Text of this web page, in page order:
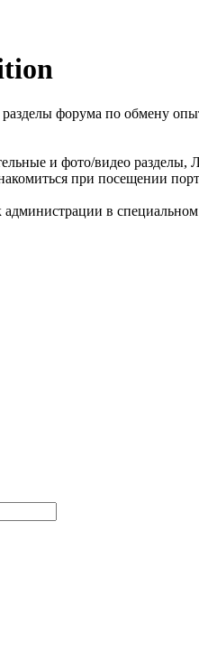
разделы форума по
и фото/видео разделы,
при посещении
в специальном